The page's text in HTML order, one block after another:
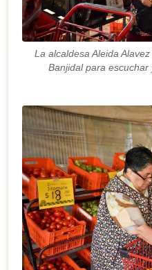
La alcaldesa Aleida
Banjidal para escuchar